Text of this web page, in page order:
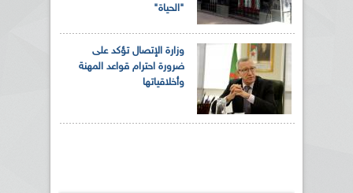
"الحياة"
وزارة الإتصال تؤكد على
ضرورة احترام قواعد المهنة
وأخلاقياتها